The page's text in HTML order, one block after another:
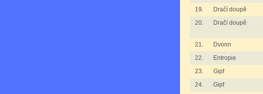
19.
Dračí doupě
20.
Dračí doupě
21. Dvonn
22.
Entropie
23.
Gipf
24.
Gipf